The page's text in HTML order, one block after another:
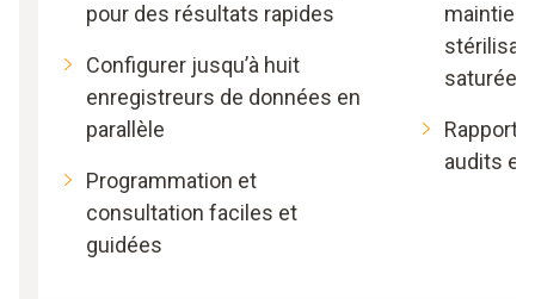
pour des résultats rapides
Configurer jusqu’à huit
enregistreurs de données en
parallèle
Programmation et
consultation faciles et
guidées
maintien,
saturée
audits